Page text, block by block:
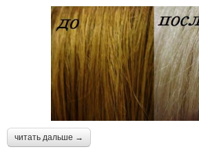
читать дальше →